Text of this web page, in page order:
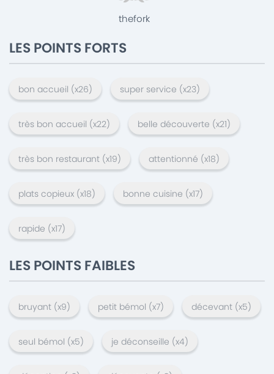
thefork
LES POINTS FORTS
bon accueil (x26) super service (x23)
très bon accueil (x22) belle découverte (x21)
très bon restaurant (x19) attentionné (x18)
plats copieux (x18) bonne cuisine (x17)
rapide (x17)
LES POINTS FAIBLES
bruyant (x9) petit bémol (x7) décevant (x5)
seul bémol (x5) je déconseille (x4)